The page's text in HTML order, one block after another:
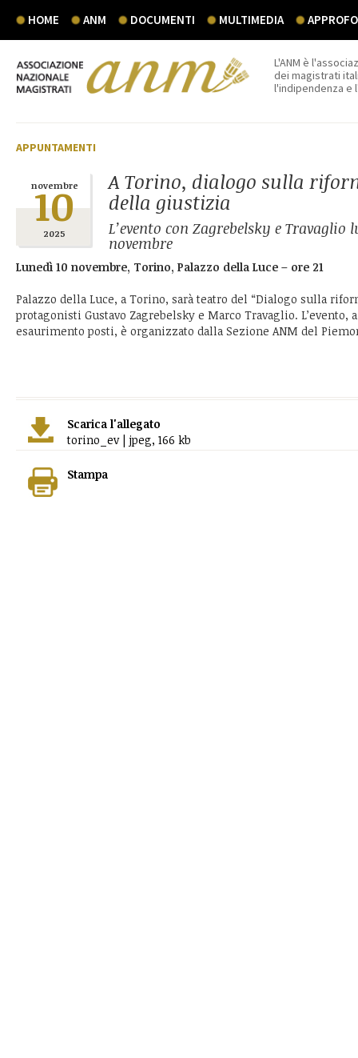
HOME ANM DOCUMENTI MULTIMEDIA
L'ANM è
dei magistrati
l'indipendenza e
APPUNTAMENTI
novembre
10
2025
A Torino, dialogo sulla
della giustizia
L’evento con Zagrebelsky e Travaglio
novembre
Lunedì 10 novembre, Torino, Palazzo della Luce – ore 21
Palazzo della Luce, a Torino, sarà teatro del “Dialogo sulla
protagonisti Gustavo Zagrebelsky e Marco Travaglio. L’evento,
esaurimento posti, è organizzato dalla Sezione ANM del
Scarica l'allegato
torino_ev | jpeg, 166 kb
Stampa